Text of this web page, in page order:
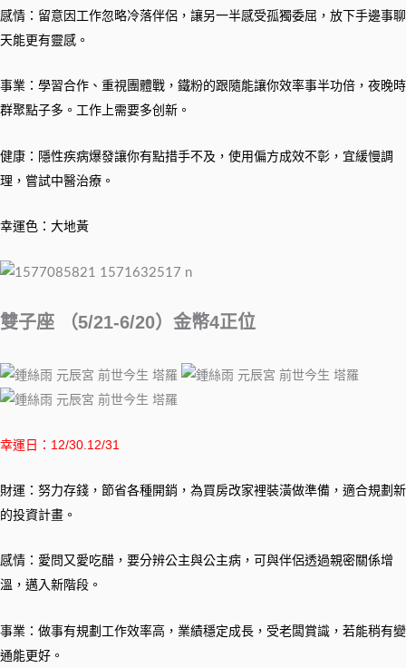
感情：留意因工作忽略冷落伴侶，讓另一半感受孤獨委屈，放下手邊事聊
天能更有靈感。
事業：學習合作、重視團體戰，鐵粉的跟隨能讓你效率事半功倍，夜晚時
群聚點子多。工作上需要多创新。
健康：隱性疾病爆發讓你有點措手不及，使用偏方成效不彰，宜緩慢調
理，嘗試中醫治療。
幸運色：大地黃
雙子座 （5/21-6/20）金幣4正位
幸運日：12/30.12/31
財運：努力存錢，節省各種開銷，為買房改家裡裝潢做準備，適合規劃新
的投資計畫。
感情：愛問又愛吃醋，要分辨公主與公主病，可與伴侶透過親密關係增
溫，邁入新階段。
事業：做事有規劃工作效率高，業績穩定成長，受老闆賞識，若能稍有變
通能更好。